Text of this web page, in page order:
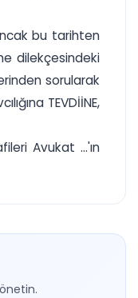
bu tarihten
dilekçesindeki
sorularak
TEVDİİNE,
Avukat ...'ın